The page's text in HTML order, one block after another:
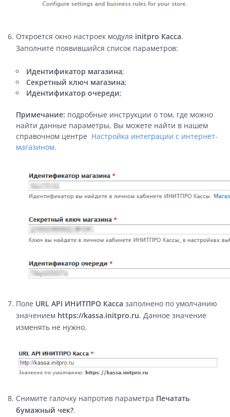
Откроется окно настроек модуля initpro Касса.
Заполните появившийся список параметров:
Идентификатор магазина;
Секретный ключ магазина;
Идентификатор очереди;
Примечание: подробные инструкции о том, где можно
найти данные параметры, Вы можете найти в нашем
справочном центре Настройка интеграции с интернет-
магазином.
Поле URL API ИНИТПРО Касса заполнено по умолчанию
значением https://kassa.initpro.ru. Данное значение
изменять не нужно.
Снимите галочку напротив параметра Печатать
бумажный чек?.